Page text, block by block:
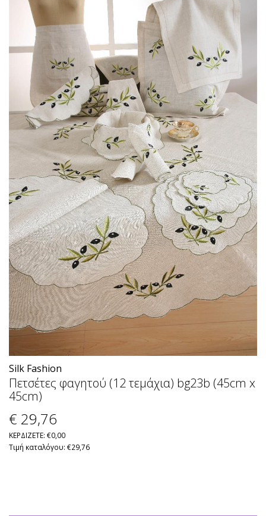
Silk Fashion
Πετσέτες φαγητού (12 τεμάχια) bg23b (45cm x
45cm)
€ 29,76
ΚΕΡΔΙΖΕΤΕ: €0,00
Τιμή καταλόγου: €29,76